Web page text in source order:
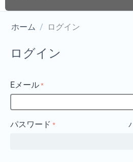
ホーム / ログイン
ログイン
Eメール
パスワード